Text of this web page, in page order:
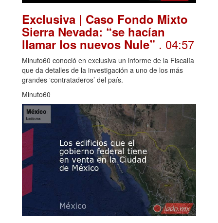
Exclusiva | Caso Fondo Mixto
Sierra Nevada: “se hacían
llamar los nuevos Nule” . 04:57
Minuto60 conoció en exclusiva un informe de la Fiscalía
que da detalles de la investigación a uno de los más
grandes ‘contrataderos’ del país.
Minuto60